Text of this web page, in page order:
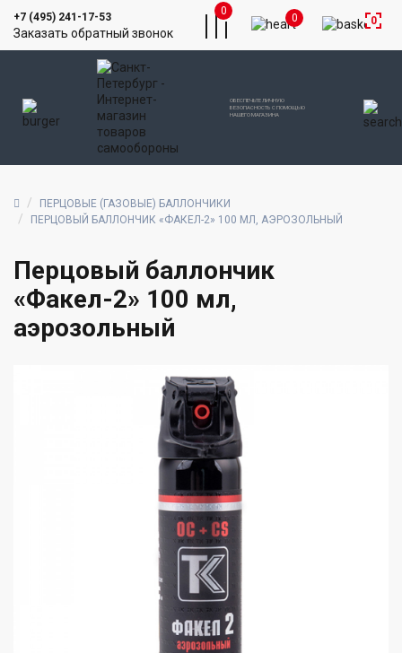
+7 (495) 241-17-53
Заказать обратный звонок
ОБЕСПЕЧЬТЕ ЛИЧНУЮ
БЕЗОПАСНОСТЬ С ПОМОЩЬЮ
НАШЕГО МАГАЗИНА
0
0 0
ПЕРЦОВЫЕ (ГАЗОВЫЕ) БАЛЛОНЧИКИ
ПЕРЦОВЫЙ БАЛЛОНЧИК «ФАКЕЛ-2» 100 МЛ, АЭРОЗОЛЬНЫЙ
Перцовый баллончик
«Факел-2» 100 мл,
аэрозольный